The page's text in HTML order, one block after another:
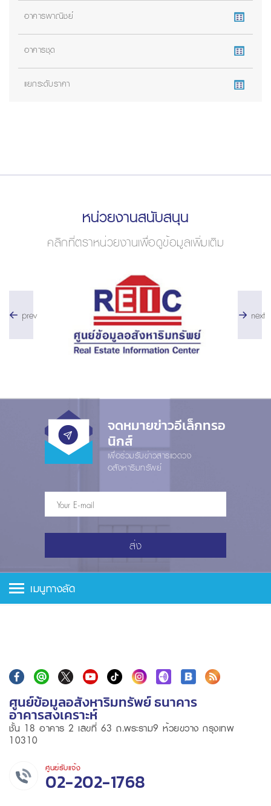
อาคารพาณิชย์
อาคารชุด
แยกระดับราคา
หน่วยงานสนับสนุน
คลิกที่ตราหน่วยงานเพื่อดูข้อมูลเพิ่มเติม
prev next
จดหมายข่าวอีเล็กทรอ
นิกส์
เพื่อร่วมรับข่าวสารแวดวง
อสังหาริมทรัพย์
ส่ง
เมนูทางลัด
ศูนย์ข้อมูลอสังหาริมทรัพย์ ธนาคาร
อาคารสงเคราะห์
ชั้น 18 อาคาร 2 เลขที่ 63 ถ.พระราม9 ห้วยขวาง กรุงเทพ
10310
ศูนย์รับแจ้ง
02-202-1768